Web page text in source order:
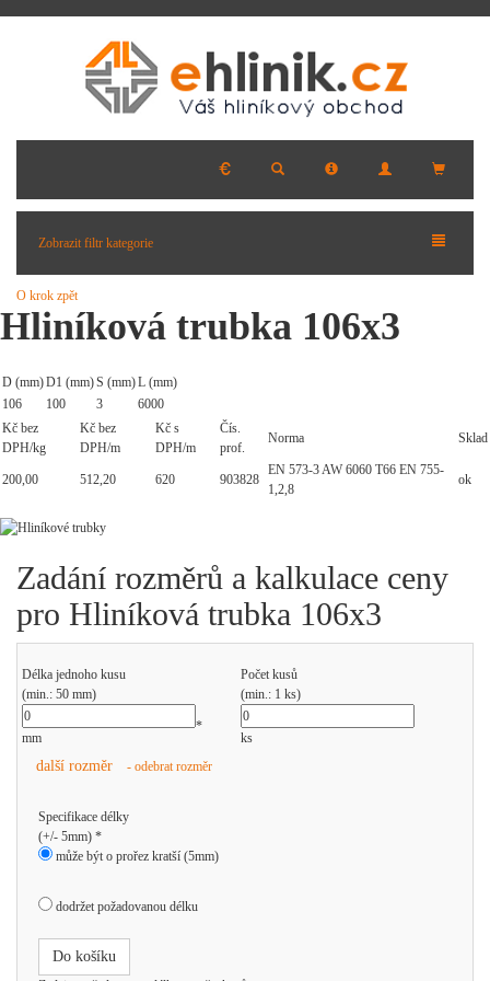
Zobrazit filtr kategorie
O krok zpět
Hliníková trubka 106x3
D (mm)D1 (mm)S (mm)L (mm)
106
100 3
6000
Kč bez
DPH/kg
Kč bez
DPH/m
Kč s
DPH/m
Čís.
prof.
Norma Sklad
200,00 512,20 620 903828
EN 573-3 AW 6060 T66 EN 755-
1,2,8
ok
Zadání rozměrů a kalkulace ceny
pro Hliníková trubka 106x3
Délka jednoho kusu
(min.: 50 mm)
Počet kusů
(min.: 1 ks)
mm
*
ks
další rozměr - odebrat rozměr
Specifikace délky
(+/- 5mm) *
může být o prořez kratší (5mm)
dodržet požadovanou délku
Do košíku